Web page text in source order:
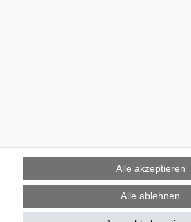
Alle akzeptieren
Alle ablehnen